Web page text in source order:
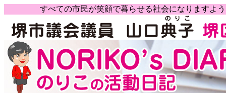
すべての市民が笑顔で暮らせる社会になります